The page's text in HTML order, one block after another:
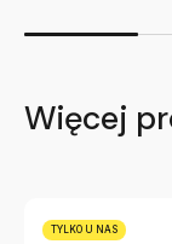
Więcej
TYLKO U NAS